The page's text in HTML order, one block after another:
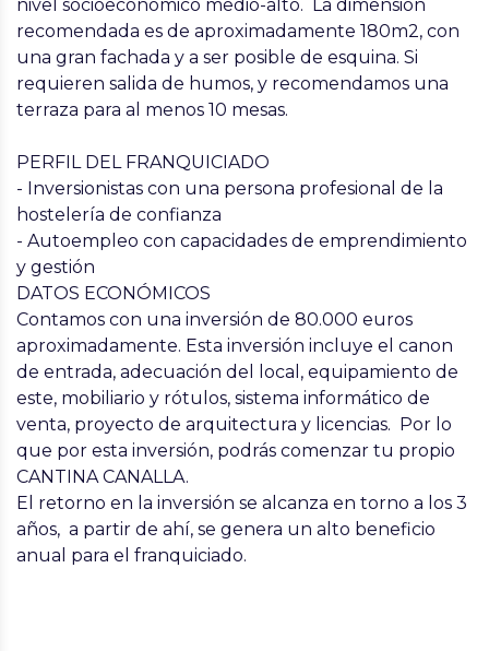
nivel socioeconómico medio-alto. La dimensión
recomendada es de aproximadamente 180m2, con
una gran fachada y a ser posible de esquina. Si
requieren salida de humos, y recomendamos una
terraza para al menos 10 mesas.
PERFIL DEL FRANQUICIADO
- Inversionistas con una persona profesional de la
hostelería de confianza
- Autoempleo con capacidades de emprendimiento
y gestión
DATOS ECONÓMICOS
Contamos con una inversión de 80.000 euros
aproximadamente. Esta inversión incluye el canon
de entrada, adecuación del local, equipamiento de
este, mobiliario y rótulos, sistema informático de
venta, proyecto de arquitectura y licencias. Por lo
que por esta inversión, podrás comenzar tu propio
CANTINA CANALLA.
El retorno en la inversión se alcanza en torno a los 3
años, a partir de ahí, se genera un alto beneficio
anual para el franquiciado.